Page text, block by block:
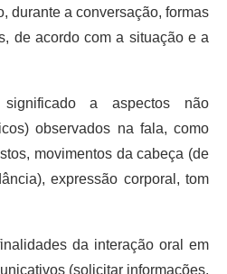
durante a conversação, formas
de acordo com a situação e a
a aspectos não
observados na fala, como
movimentos da cabeça (de
expressão corporal, tom
da interação oral em
(solicitar informações,